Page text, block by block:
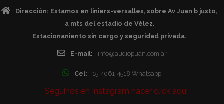
Dirección: Estamos en liniers-versalles, sobre Av Juan b justo,
a mts del estadio de Vélez.
Estacionaniento sin cargo y seguridad privada.
E-mail: info@audiopuan.com.ar
Cel: 15-4061-4518 Whatsapp
Seguinos en Instagram hacer click aqui